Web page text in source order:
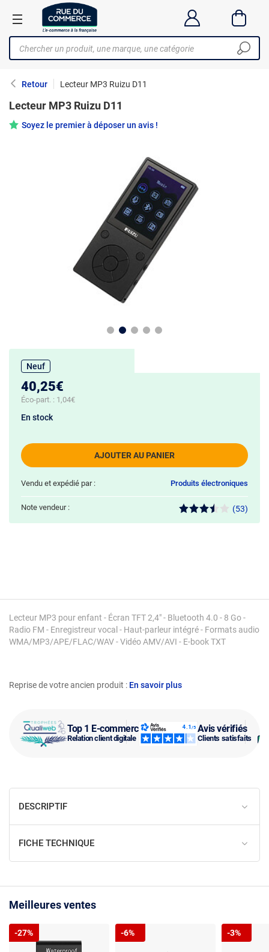
Retour Lecteur MP3 Ruizu D11
Top 1 E-commerce
Relation client digitale
Avis vérifiés
Clients satisfaits
Reprise de votre ancien produit : En savoir plus
Lecteur MP3 Ruizu D11
Soyez le premier à déposer un avis !
Lecteur MP3 pour enfant - Écran TFT 2,4" - Bluetooth 4.0 - 8 Go -
Radio FM - Enregistreur vocal - Haut-parleur intégré - Formats audio
WMA/MP3/APE/FLAC/WAV - Vidéo AMV/AVI - E-book TXT
Neuf
40,25€
Éco-part. : 1,04€
AJOUTER AU PANIER
En stock
Vendu et expédié par : Produits électroniques
Note vendeur : (53)
DESCRIPTIF
FICHE TECHNIQUE
Meilleures ventes
-27% -6% -3%